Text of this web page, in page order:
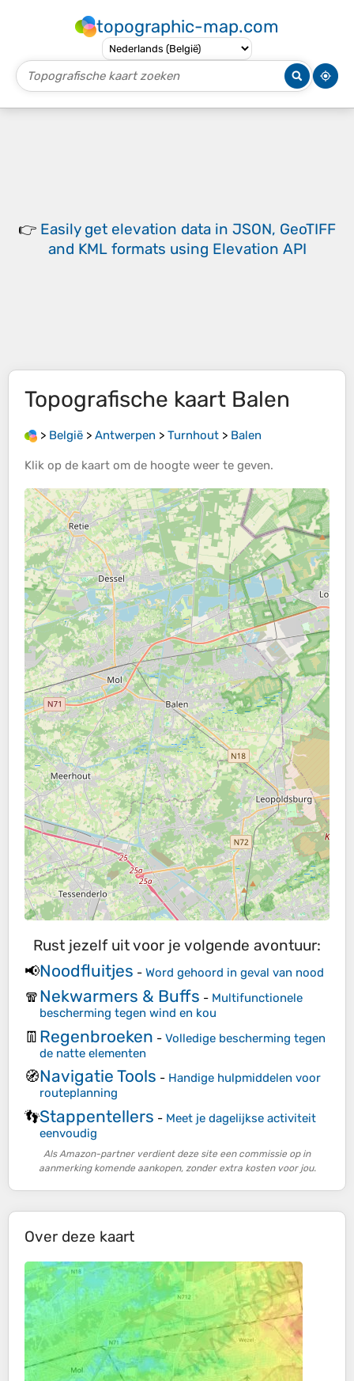
topographic-map.com
👉 Easily get elevation data in JSON, GeoTIFF
and KML formats using Elevation API
Topografische kaart Balen
> België > Antwerpen > Turnhout > Balen
Klik op de kaart om de hoogte weer te geven.
Rust jezelf uit voor je volgende avontuur:
📢Noodfluitjes - Word gehoord in geval van nood
🧣Nekwarmers & Buffs - Multifunctionele
bescherming tegen wind en kou
👖 Regenbroeken - Volledige bescherming tegen
de natte elementen
🧭Navigatie Tools - Handige hulpmiddelen voor
routeplanning
👣Stappentellers - Meet je dagelijkse activiteit
eenvoudig
Als Amazon-partner verdient deze site een commissie op in
aanmerking komende aankopen, zonder extra kosten voor jou.
Over deze kaart